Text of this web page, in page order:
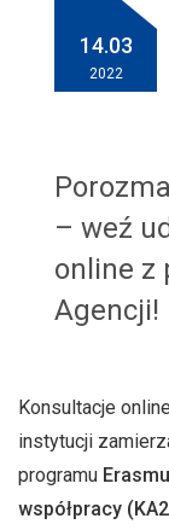
14.03
2022
– weź
online z
Agencji!
Konsultacje
instytucji
programu
współpracy